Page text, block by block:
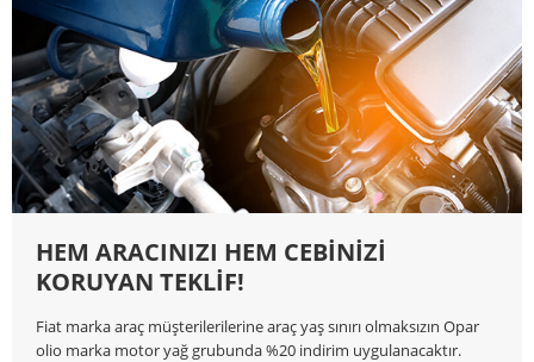
HEM ARACINIZI HEM CEBİNİZİ
KORUYAN TEKLİF!
Fiat marka araç müşterilerilerine araç yaş sınırı olmaksızın Opar
olio marka motor yağ grubunda %20 indirim uygulanacaktır.